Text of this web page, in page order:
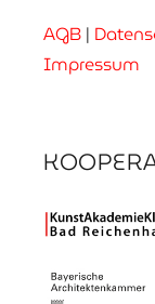
AGB |
Impressum